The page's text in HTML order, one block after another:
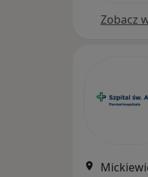
Zobacz